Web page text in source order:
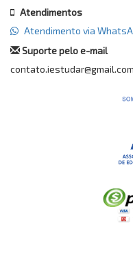
Atendimentos
Atendimento via
Suporte pelo e-mail
contato.iestudar@gmail.com